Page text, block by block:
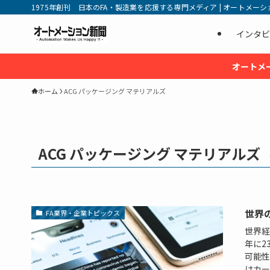
1975年創刊 日本のFA・製造業を応援する専門メディア | オートメー
インタ
オートメ
ホーム ACG パッケージング マテリアルズ
ACG パッケージング マテリアルズ
FA業界・企業トピックス 世界
世界
年に
可能